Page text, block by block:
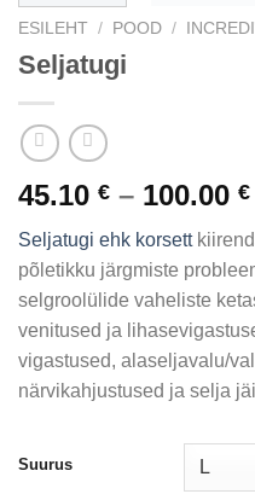
ESILEHT / POOD /
Seljatugi
45.10 € – 100.00 €
Seljatugi ehk korsett
põletikku järgmiste
selgroolülide vaheliste
venitused ja
vigastused, alaseljavalu/
närvikahjustused ja selja
Suurus